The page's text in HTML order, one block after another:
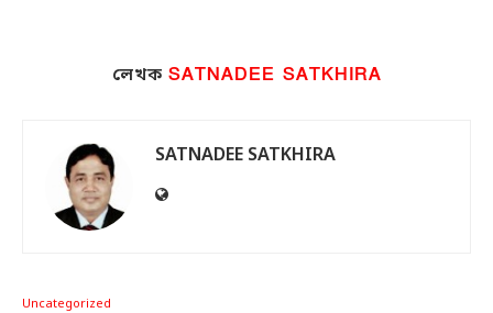
লেখক SATNADEE SATKHIRA
SATNADEE SATKHIRA
Uncategorized